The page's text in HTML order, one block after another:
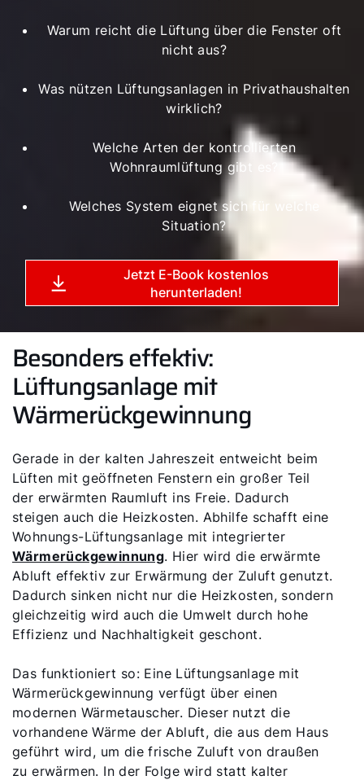
Warum reicht die Lüftung über die Fenster oft
nicht aus?
Was nützen Lüftungsanlagen in Privathaushalten
wirklich?
Welche Arten der kontrollierten
Wohnraumlüftung gibt es?
Welches System eignet sich für welche
Situation?
Jetzt E-Book kostenlos
herunterladen!
Besonders effektiv:
Lüftungsanlage mit
Wärmerückgewinnung
Gerade in der kalten Jahreszeit entweicht beim
Lüften mit geöffneten Fenstern ein großer Teil
der erwärmten Raumluft ins Freie. Dadurch
steigen auch die Heizkosten. Abhilfe schafft eine
Wohnungs-Lüftungsanlage mit integrierter
Wärmerückgewinnung. Hier wird die erwärmte
Abluft effektiv zur Erwärmung der Zuluft genutzt.
Dadurch sinken nicht nur die Heizkosten, sondern
gleichzeitig wird auch die Umwelt durch hohe
Effizienz und Nachhaltigkeit geschont.
Das funktioniert so: Eine Lüftungsanlage mit
Wärmerückgewinnung verfügt über einen
modernen Wärmetauscher. Dieser nutzt die
vorhandene Wärme der Abluft, die aus dem Haus
geführt wird, um die frische Zuluft von draußen
zu erwärmen. In der Folge wird statt kalter